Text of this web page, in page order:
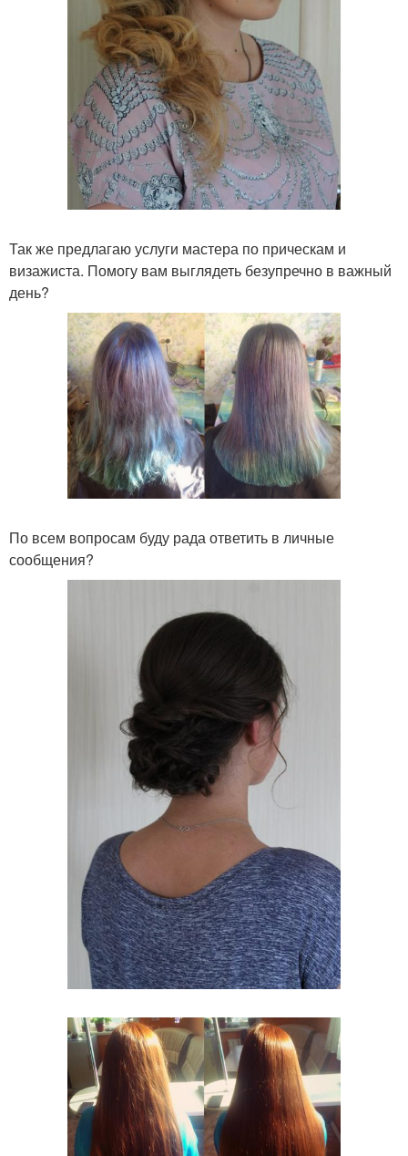
Так же предлагаю услуги мастера по прическам и
визажиста. Помогу вам выглядеть безупречно в важный
день?
По всем вопросам буду рада ответить в личные
сообщения?